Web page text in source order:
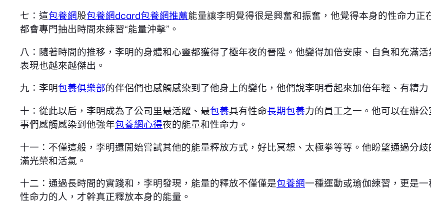
七：這包養網股包養網dcard包養網推薦能量讓李明覺得很是興奮和振奮，他覺得本身的性命力
都會專門抽出時間來練習“能量沖擊”。
八：隨著時間的推移，李明的身體和心靈都獲得了極年夜的晉陞。他變得加倍安康、自負和充滿
表現也越來越傑出。
九：李明包養俱樂部的伴侶們也感觸感染到了他身上的變化，他們說李明看起來加倍年輕、有精力
十：從此以后，李明成為了公司里最活躍、最包養具有性命長期包養力的員工之一。他可以在辦
事們感觸感染到他強年包養網心得夜的能量和性命力。
十一：不僅這般，李明還開始嘗試其他的能量釋放方式，好比冥想、太極拳等等。他盼望通過分
滿光榮和活氣。
十二：通過長時間的實踐和，李明發現，能量的釋放不僅僅是包養網一種運動或瑜伽練習，更是一
性命力的人，才幹真正釋放本身的能量。